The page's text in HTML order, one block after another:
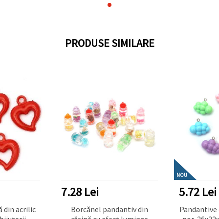
PRODUSE SIMILARE
din acrilic
7.28 Lei
Borcănel pandantiv din
NOU
5.72 Lei